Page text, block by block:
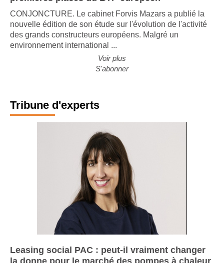
premières places du BTP européen
CONJONCTURE. Le cabinet Forvis Mazars a publié la
nouvelle édition de son étude sur l'évolution de l'activité
des grands constructeurs européens. Malgré un
Voir plus
Tribune d'experts
Leasing social PAC : peut-il vraiment changer